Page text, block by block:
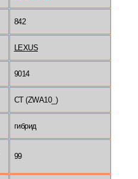
842
LEXUS
9014
CT (ZWA10_)
гибрид
99